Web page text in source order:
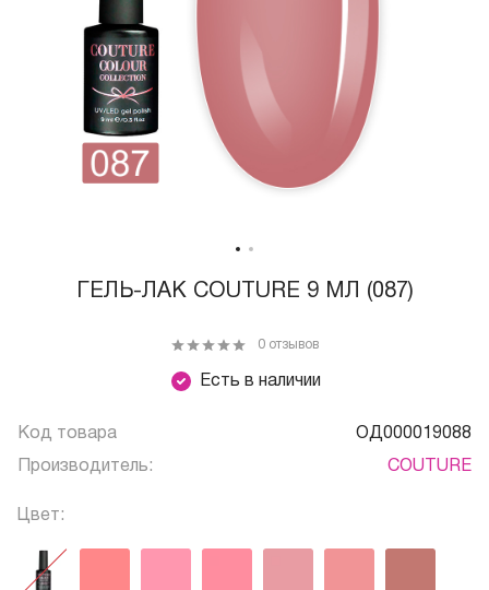
ГЕЛЬ-ЛАК COUTURE 9 МЛ (087)
Есть в наличии
0 отзывов
Код товара ОД000019088
Производитель: COUTURE
Цвет: